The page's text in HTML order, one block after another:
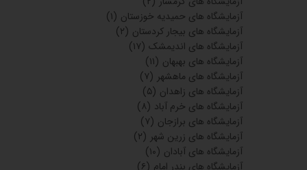
آزمایشگاه های حمیدیه خوزستان (۱)
آزمایشگاه های بیجار کردستان (۲)
آزمایشگاه های اندیمشک (۱۷)
آزمایشگاه های بهبهان (۱۱)
آزمایشگاه های ماهشهر (۷)
آزمایشگاه های زاهدان (۵)
آزمایشگاه های خرم آباد (۸)
آزمایشگاه های برازجان (۷)
آزمایشگاه های زرین شهر (۲)
آزمایشگاه های آبادان (۱۰)
آزمایشگاه های بندر امام (۶)